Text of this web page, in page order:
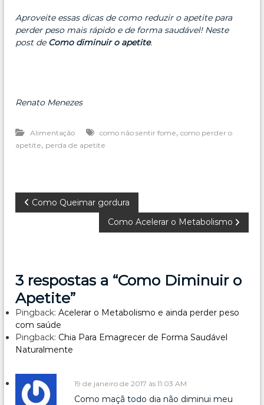
Aproveite essas dicas de como reduzir o apetite para
perder peso mais rápido e de forma saudável! Neste
post de Como diminuir o apetite.
Renato Menezes
Alimentação como não sentir fome,como perder o
apetite, perda de apetite
N
e
g
a
ã
Como Queimar gordura
Como Acelerar o Metabolismo
3 respostas a “Como Diminuir o
Apetite”
Pingback:Acelerar o Metabolismo e ainda perder peso
com saúde
Pingback: Chia Para Emagrecer de Forma Saudável
Naturalmente
19 de janeiro de 2017 às 11:03 AM
Como maçã todo dia não diminui meu